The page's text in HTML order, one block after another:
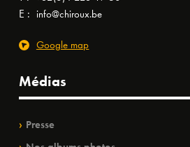
E : info@chiroux.be
Google map
Médias
Presse